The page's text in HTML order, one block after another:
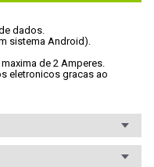
dados.
sistema Android).
de 2 Amperes.
eletronicos gracas ao